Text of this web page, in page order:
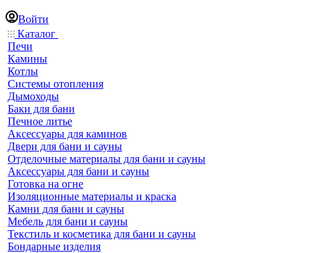
Войти
Каталог
Печи
Камины
Котлы
Системы отопления
Дымоходы
Баки для бани
Печное литье
Аксессуары для каминов
Двери для бани и сауны
Отделочные материалы для бани и сауны
Аксессуары для бани и сауны
Готовка на огне
Изоляционные материалы и краска
Камни для бани и сауны
Мебель для бани и сауны
Текстиль и косметика для бани и сауны
Бондарные изделия